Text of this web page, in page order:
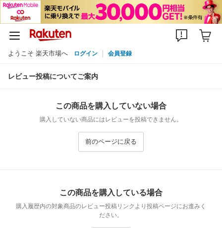
ようこそ 楽天市場へ ログイン 会員登録
レビュー投稿についてご案内
この商品を購入していない場合
購入していない商品にはレビューを投稿できません。
前のページに戻る
この商品を購入している場合
購入履歴内の対象商品のレビュー投稿リンクより投稿ページにお進みく
ださい。